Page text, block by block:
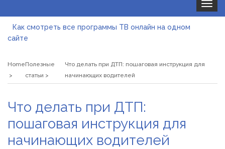
Toggle
Как смотреть все программы ТВ онлайн на одном
сайте
закупки
Альгинатная маска при акне: помогает или вредит
Популярні види вібраторів: які моделі бувають і як
HomeПолезные
статьи
Что делать при ДТП: пошаговая инструкция для
начинающих водителей
Что делать при ДТП:
пошаговая инструкция для
начинающих водителей